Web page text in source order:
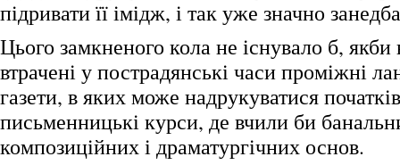
підривати її імідж, і так уже значно
Цього замкненого кола не існувало б,
втрачені у пострадянські часи проміжні
газети, в яких може надрукуватися
письменницькі курси, де вчили би
композиційних і драматургічних основ.